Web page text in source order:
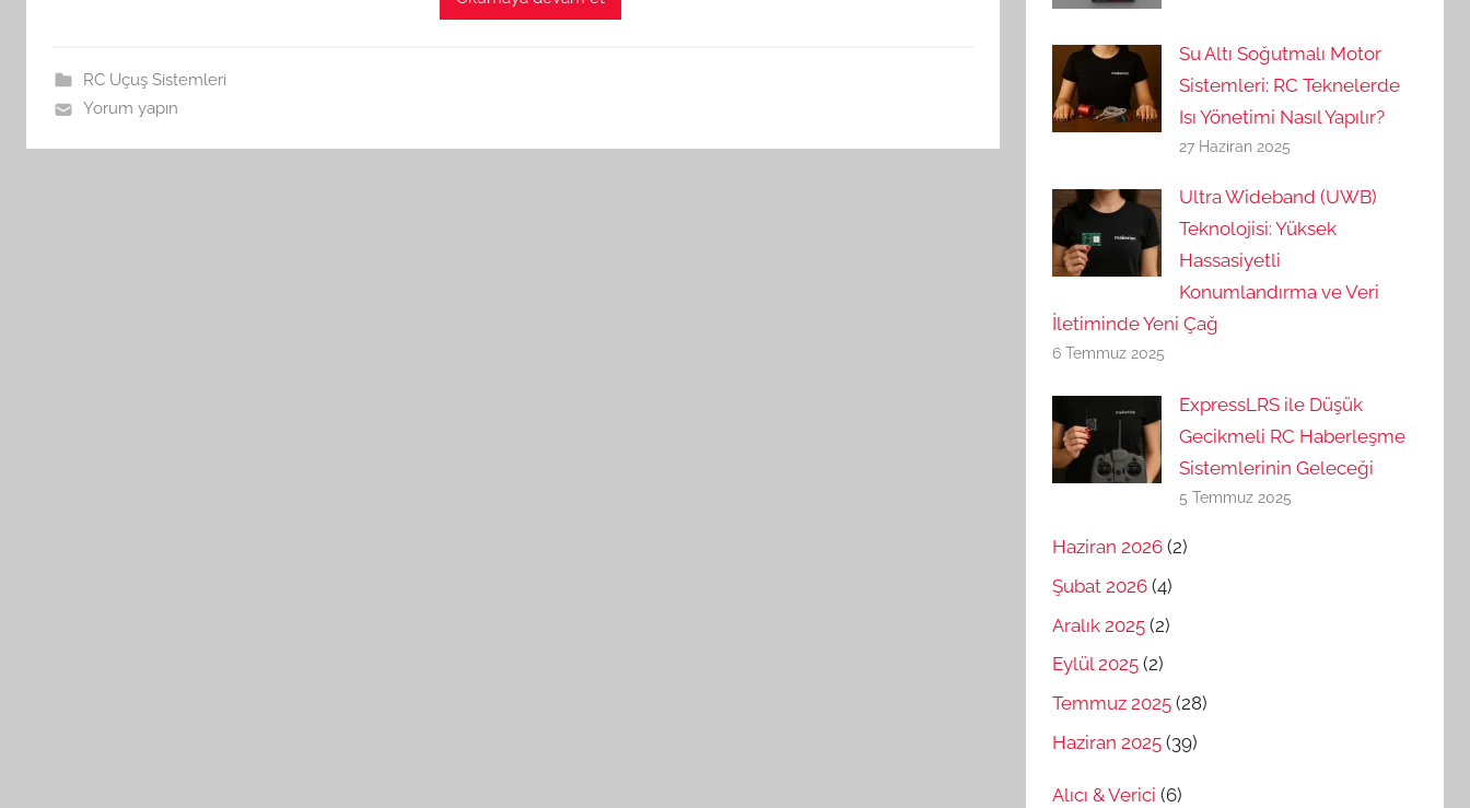
RC Uçuş Sistemleri
Yorum yapın
Su Altı Soğutmalı Motor
Sistemleri: RC Teknelerde
Isı Yönetimi Nasıl Yapılır?
27 Haziran 2025
Ultra Wideband (UWB)
Teknolojisi: Yüksek
Hassasiyetli
Konumlandırma ve Veri
İletiminde Yeni Çağ
6 Temmuz 2025
ExpressLRS ile Düşük
Gecikmeli RC Haberleşme
Sistemlerinin Geleceği
5 Temmuz 2025
Haziran 2026 (2)
Şubat 2026 (4)
Aralık 2025 (2)
Eylül 2025 (2)
Temmuz 2025 (28)
Haziran 2025 (39)
Alıcı & Verici (6)